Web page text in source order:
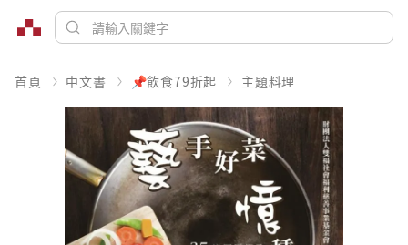
首頁 中文書 📌飲食79折起 主題料理